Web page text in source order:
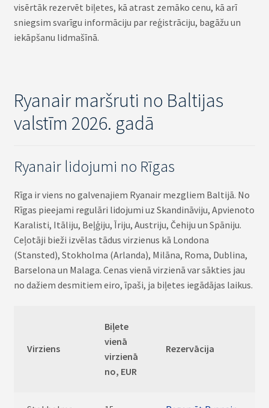
visērtāk rezervēt biļetes, kā atrast zemāko cenu, kā arī
sniegsim svarīgu informāciju par reģistrāciju, bagāžu un
iekāpšanu lidmašīnā.
Ryanair maršruti no Baltijas
valstīm 2026. gadā
Ryanair lidojumi no Rīgas
Rīga ir viens no galvenajiem Ryanair mezgliem Baltijā. No
Rīgas pieejami regulāri lidojumi uz Skandināviju, Apvienoto
Karalisti, Itāliju, Beļģiju, Īriju, Austriju, Čehiju un Spāniju.
Ceļotāji bieži izvēlas tādus virzienus kā Londona
(Stansted), Stokholma (Arlanda), Milāna, Roma, Dublina,
Barselona un Malaga. Cenas vienā virzienā var sākties jau
no dažiem desmitiem eiro, īpaši, ja biļetes iegādājas laikus.
Virziens
Biļete
vienā
virzienā
no, EUR
Rezervācija